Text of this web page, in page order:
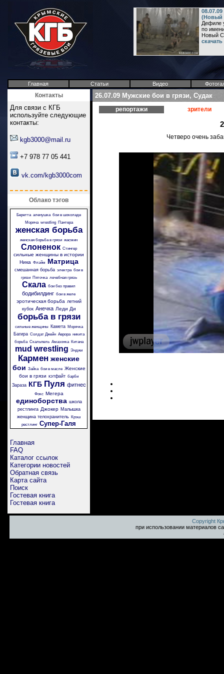
(Новый
Дефиле
по
Новый
Главная Статьи Видео
Контакты
Для связи с КГБ
используйте следующие
контакты:
kgb3000@mail.ru
+7 978 77 05 441
vk.com/kgb3000com
Облако тэгов
Беретта аленушка бои в шоколаде
Моряча wrestling Пантера
женская борьба
женская борьба в грязи жасмин
Слоненок Стингер
сильные женщины в истории
Ника Флэйм Матрица
смешанная борьба электра бои в
грязи
Пяточка лечебная грязь
Скала бои без правил
бодибилдинг бои в желе
эротическая борьба летний
кубок Анечка Леди Ди
борьба в грязи
сильные женщины Камета Морячка
Багира Солдат Джейн Аврора никита
борьба Скальпель Амазонка Китана
mud wrestling Энджи
Кармен женские
бои Зайка бои в масле Женские
бои в грязи кэтфайт барби
Зараза КГБ Пуля фитнес
Фокс Мегера
единоборства школа
рестлинга Джокер Малышка
женщина телохранитель Крэш
рестлинг Супер-Галя
Главная
FAQ
Каталог ссылок
Категории новостей
Обратная связь
Карта сайта
Поиск
Гостевая книга
Гостевая книга
26.07.09 Мужские бои в грязи, Судак
репортажи зрители
Четверо очень
Copyright
при использовании материалов